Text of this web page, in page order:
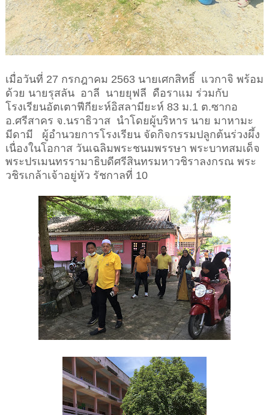
เมื่อวันที่ 27 กรกฎาคม 2563 นายเศกสิทธิ์ แวกาจิ พร้อม
ด้วย นายรุสลัน อาลี นายยุฟลี ดือราแม ร่วมกับ
โรงเรียนอัตเตาฟีกียะห์อิสลามียะห์ 83 ม.1 ต.ซากอ
อ.ศรีสาคร จ.นราธิวาส นำโดยผู้บริหาร นาย มาหามะ
มีดามี ผู้อำนวยการโรงเรียน จัดกิจกรรมปลูกต้นร่วงผึ้ง
เนื่องในโอกาส วันเฉลิมพระชนมพรรษา พระบาทสมเด็จ
พระปรเมนทรรามาธิบดีศรีสินทรมหาวชิราลงกรณ พระ
วชิรเกล้าเจ้าอยู่หัว รัชกาลที่ 10